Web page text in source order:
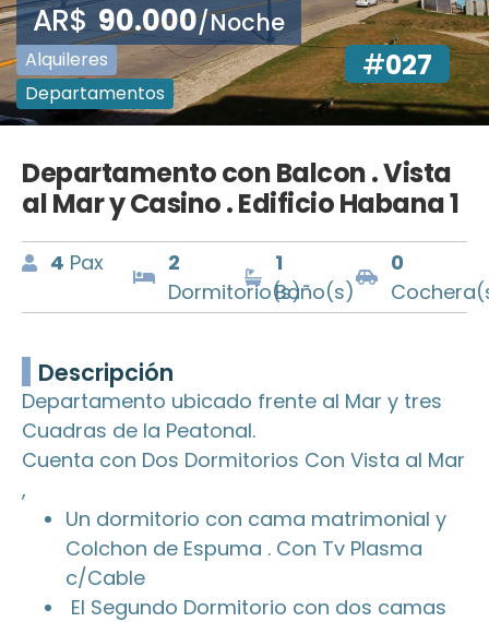
AR$ 90.000/Noche
Alquileres
Departamentos
#027
Departamento con Balcon . Vista
al Mar y Casino . Edificio Habana 1
4 Pax
2
Dormitorio(s)
1
Baño(s)
0
Descripción
Departamento ubicado frente al Mar y tres
Cuadras de la Peatonal.
Cuenta con Dos Dormitorios Con Vista al Mar
,
Un dormitorio con cama matrimonial y
Colchon de Espuma . Con Tv Plasma
c/Cable
El Segundo Dormitorio con dos camas